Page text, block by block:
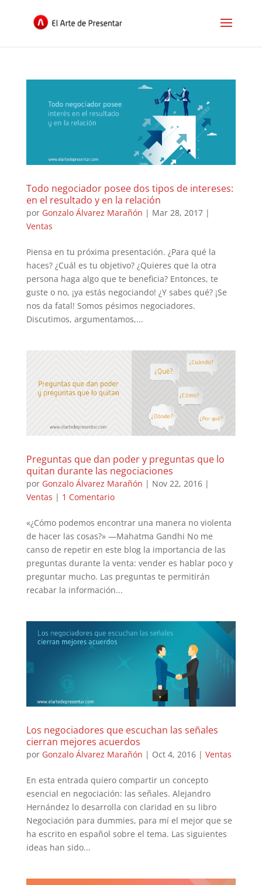
Todo negociador posee dos tipos de intereses:
en el resultado y en la relación
por Gonzalo Álvarez Marañón | Mar 28, 2017|
Ventas
Piensa en tu próxima presentación. ¿Para qué la
haces? ¿Cuál es tu objetivo? ¿Quieres que la otra
persona haga algo que te beneficia? Entonces, te
guste o no, ¡ya estás negociando! ¿Y sabes qué? ¡Se
nos da fatal! Somos pésimos negociadores.
Discutimos, argumentamos,...
Preguntas que dan poder y preguntas que lo
quitan durante las negociaciones
por Gonzalo Álvarez Marañón | Nov 22, 2016|
Ventas | 1 Comentario
«¿Cómo podemos encontrar una manera no violenta
de hacer las cosas?» —Mahatma Gandhi No me
canso de repetir en este blog la importancia de las
preguntas durante la venta: vender es hablar poco y
preguntar mucho. Las preguntas te permitirán
recabar la información...
Los negociadores que escuchan las señales
cierran mejores acuerdos
por Gonzalo Álvarez Marañón | Oct 4, 2016| Ventas
En esta entrada quiero compartir un concepto
esencial en negociación: las señales. Alejandro
Hernández lo desarrolla con claridad en su libro
Negociación para dummies, para mí el mejor que se
ha escrito en español sobre el tema. Las siguientes
ideas han sido...